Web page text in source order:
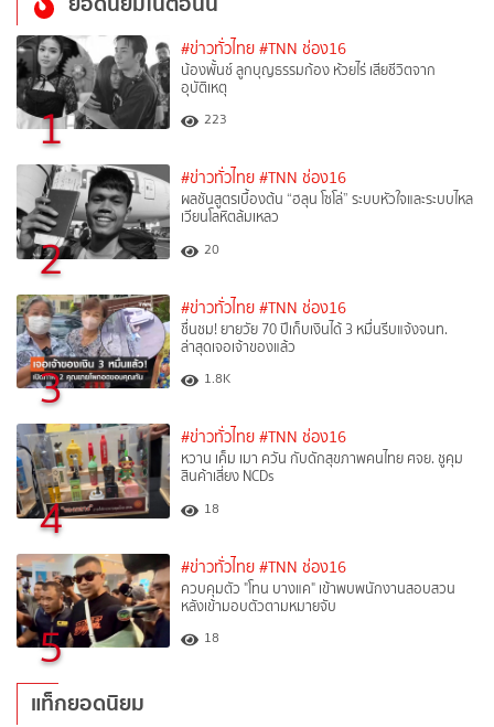
1
#ข่าวทั่วไทย #TNN ช่อง16
น้องพั้นช์ ลูกบุญธรรมก้อง ห้วยไร่ เสียชีวิตจาก
อุบัติเหตุ
223
2
#ข่าวทั่วไทย #TNN ช่อง16
ผลชันสูตรเบื้องต้น “ฮลุน โซโล่” ระบบหัวใจและระบบไหล
เวียนโลหิตล้มเหลว
20
3
#ข่าวทั่วไทย #TNN ช่อง16
ชื่นชม! ยายวัย 70 ปีเก็บเงินได้ 3 หมื่นรีบแจ้งจนท.
ล่าสุดเจอเจ้าของแล้ว
1.8K
4
#ข่าวทั่วไทย #TNN ช่อง16
หวาน เค็ม เมา ควัน กับดักสุขภาพคนไทย ศจย. ชูคุม
สินค้าเสี่ยง NCDs
18
5
#ข่าวทั่วไทย #TNN ช่อง16
ควบคุมตัว "โทน บางแค" เข้าพบพนักงานสอบสวน
หลังเข้ามอบตัวตามหมายจับ
18
แท็กยอดนิยม